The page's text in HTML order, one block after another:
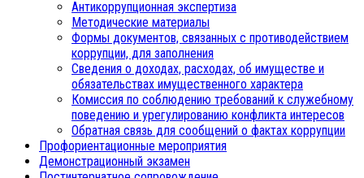
Антикоррупционная экспертиза
Методические материалы
Формы документов, связанных с противодействием
коррупции, для заполнения
Сведения о доходах, расходах, об имуществе и
обязательствах имущественного характера
Комиссия по соблюдению требований к служебному
поведению и урегулированию конфликта интересов
Обратная связь для сообщений о фактах коррупции
Профориентационные мероприятия
Демонстрационный экзамен